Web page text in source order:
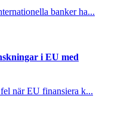
banker ha...
i EU med
när EU finansiera k...